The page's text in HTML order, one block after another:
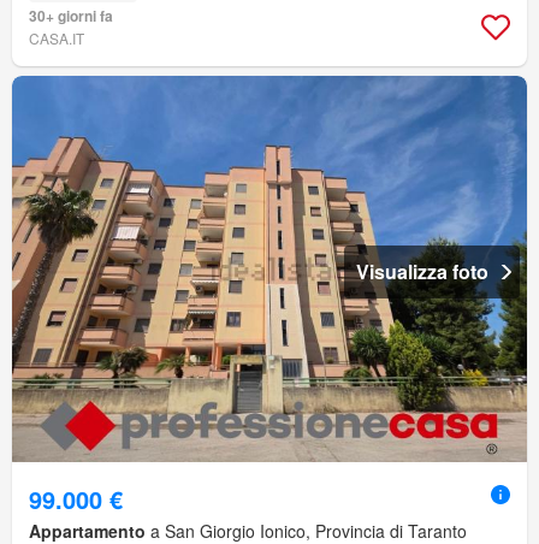
30+ giorni fa
CASA.IT
Visualizza foto
99.000 €
Appartamento a San Giorgio Ionico, Provincia di Taranto